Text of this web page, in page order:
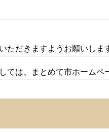
ただきますようお願いしま
ては、まとめて市ホームペ